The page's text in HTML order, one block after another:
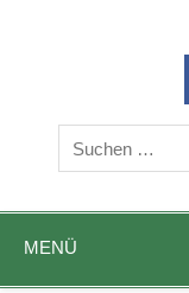
DIE Sportadresse
MENÜ